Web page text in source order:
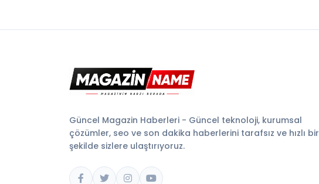
Güncel Magazin Haberleri - Güncel teknoloji, kurumsal
çözümler, seo ve son dakika haberlerini tarafsız ve hızlı bir
şekilde sizlere ulaştırıyoruz.